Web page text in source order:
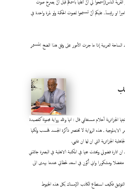
يخاطب بصير القرية الناس(إسمحوا لي أنْ أعلنها باسمكم قبل أنْ يصرخ صوت
او رئيساَ.. عليكم أنْ تستمعوا لصوت الحكمة ولو لمرة واحدة في
العربية إذا ما جرت الأمور على وفق هذا الضخ المستمر
الجزائرية أحلام مستغانمي قال : انها ولله رواية مجنونة كقصيدة
, هذه الرواية لا تختصر ذاكرة الجسد فحسب ولكنها
الجزائرية التي ان لها ان تنتهي.
ان اثارة فضولي وبحثت عنها في المكتبة الاهلية في البصرة جائتني
متفضلا ومشكورا واني أكون في اسعد لحظاتي عندما يهدى الى
التوثيق فكيف استطاع الكاتب الإمساك بكل هذه الخيوط